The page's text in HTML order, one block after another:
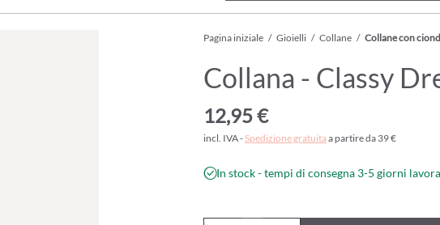
Pagina iniziale / Gioielli / Collane / Collane con
Collana - Classy
12,95 €
incl. IVA - Spedizione gratuitaa partire da 39 €
In stock - tempi di consegna 3-5 giorni